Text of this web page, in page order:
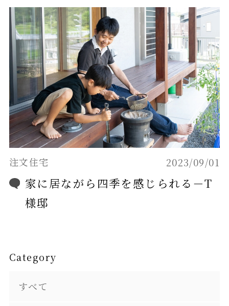
注文住宅 2023/09/01
家に居ながら四季を感じられる－T
様邸
Category
すべて